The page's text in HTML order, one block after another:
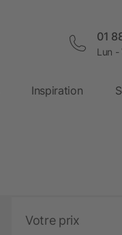
01
Lun -
Inspiration
Votre prix